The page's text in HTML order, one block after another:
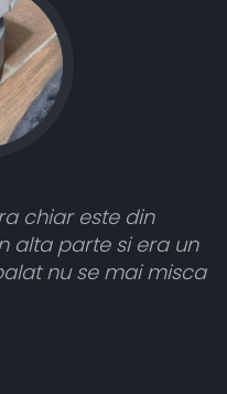
și
din spate. A primit
nu a funcționat,
Multumesc